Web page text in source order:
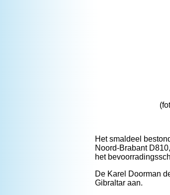
Het smaldeel
Noord-Brabant
het
De Karel Doorman
Gibraltar aan.